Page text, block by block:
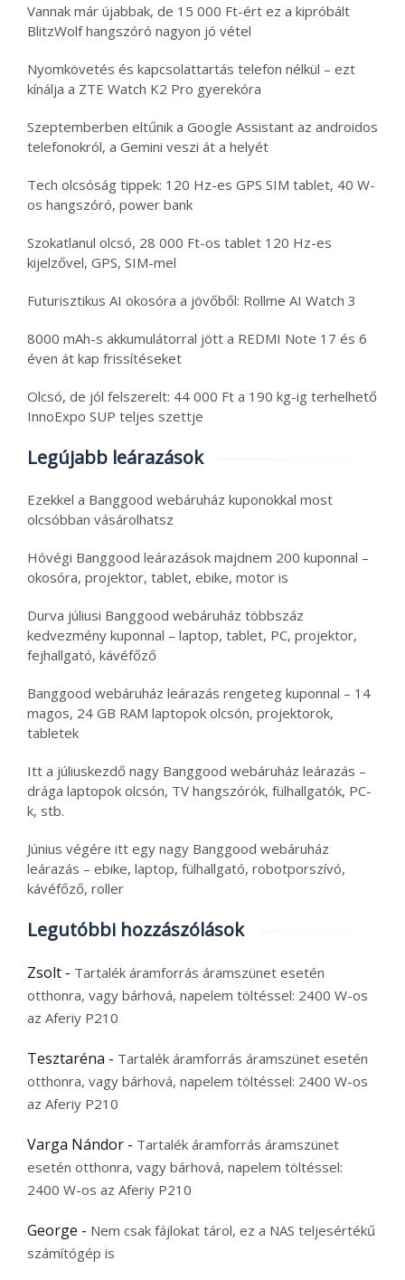
Vannak már újabbak, de 15 000 Ft-ért ez a kipróbált
BlitzWolf hangszóró nagyon jó vétel
Nyomkövetés és kapcsolattartás telefon nélkül – ezt
kínálja a ZTE Watch K2 Pro gyerekóra
Szeptemberben eltűnik a Google Assistant az androidos
telefonokról, a Gemini veszi át a helyét
Tech olcsóság tippek: 120 Hz-es GPS SIM tablet, 40 W-
os hangszóró, power bank
Szokatlanul olcsó, 28 000 Ft-os tablet 120 Hz-es
kijelzővel, GPS, SIM-mel
Futurisztikus AI okosóra a jövőből: Rollme AI Watch 3
8000 mAh-s akkumulátorral jött a REDMI Note 17 és 6
éven át kap frissítéseket
Olcsó, de jól felszerelt: 44 000 Ft a 190 kg-ig terhelhető
InnoExpo SUP teljes szettje
Legújabb leárazások
Ezekkel a Banggood webáruház kuponokkal most
olcsóbban vásárolhatsz
Hóvégi Banggood leárazások majdnem 200 kuponnal –
okosóra, projektor, tablet, ebike, motor is
Durva júliusi Banggood webáruház többszáz
kedvezmény kuponnal – laptop, tablet, PC, projektor,
fejhallgató, kávéfőző
Banggood webáruház leárazás rengeteg kuponnal – 14
magos, 24 GB RAM laptopok olcsón, projektorok,
tabletek
Itt a júliuskezdő nagy Banggood webáruház leárazás –
drága laptopok olcsón, TV hangszórók, fülhallgatók, PC-
k, stb.
Június végére itt egy nagy Banggood webáruház
leárazás – ebike, laptop, fülhallgató, robotporszívó,
kávéfőző, roller
Legutóbbi hozzászólások
Zsolt - Tartalék áramforrás áramszünet esetén
otthonra, vagy bárhová, napelem töltéssel: 2400 W-os
az Aferiy P210
Tesztaréna - Tartalék áramforrás áramszünet esetén
otthonra, vagy bárhová, napelem töltéssel: 2400 W-os
az Aferiy P210
Varga Nándor - Tartalék áramforrás áramszünet
esetén otthonra, vagy bárhová, napelem töltéssel:
2400 W-os az Aferiy P210
George - Nem csak fájlokat tárol, ez a NAS teljesértékű
számítógép is